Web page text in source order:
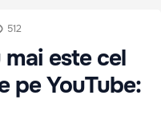
512
este cel
pe YouTube: